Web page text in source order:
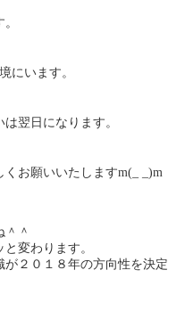
にいます。
翌日になります。
お願いいたしますm(_ _)m
＾
変わります。
２０１８年の方向性を決定